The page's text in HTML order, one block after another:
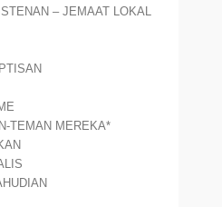
– JEMAAT LOKAL
TEMAN MEREKA*